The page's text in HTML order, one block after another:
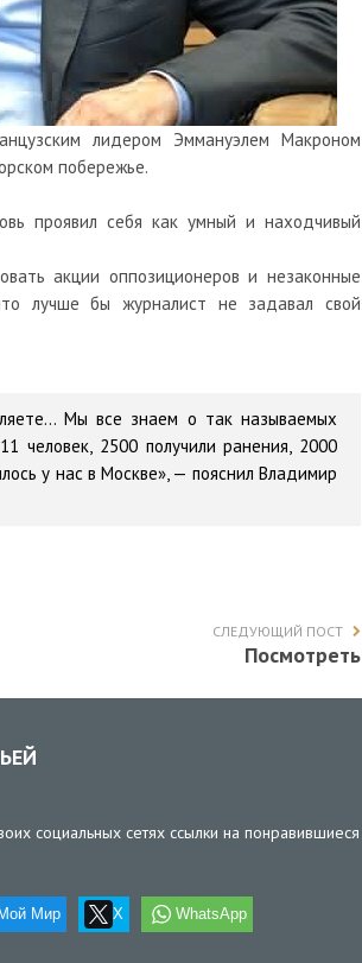
лидером Эммануэлем Макроном
побережье.
проявил себя как умный и находчивый
акции оппозиционеров и незаконные
лучше бы журналист не задавал свой
Мы все знаем о так называемых
человек, 2500 получили ранения, 2000
у нас в Москве», — пояснил Владимир
СЛЕДУЮЩИЙ ПОСТ
Посмотреть
социальных сетях ссылки на понравившиеся
Мой Мир X WhatsApp